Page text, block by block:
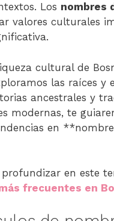
Los nombres
valores culturales
cultural de
las raíces
ancestrales y
modernas, te
en
profundizar en este
frecuentes en